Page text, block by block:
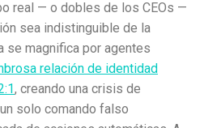
real — o dobles de los CEOs —
sea indistinguible de la
se magnifica por agentes
relación de identidad
, creando una crisis de
solo comando falso